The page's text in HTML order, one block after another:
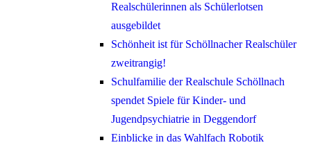
Realschülerinnen als Schülerlotsen
ausgebildet
Schönheit ist für Schöllnacher Realschüler
zweitrangig!
Schulfamilie der Realschule Schöllnach
spendet Spiele für Kinder- und
Jugendpsychiatrie in Deggendorf
Einblicke in das Wahlfach Robotik